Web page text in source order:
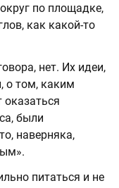
по площадке,
как какой-то
нет. Их идеи,
о том, каким
были
наверняка,
питаться и не